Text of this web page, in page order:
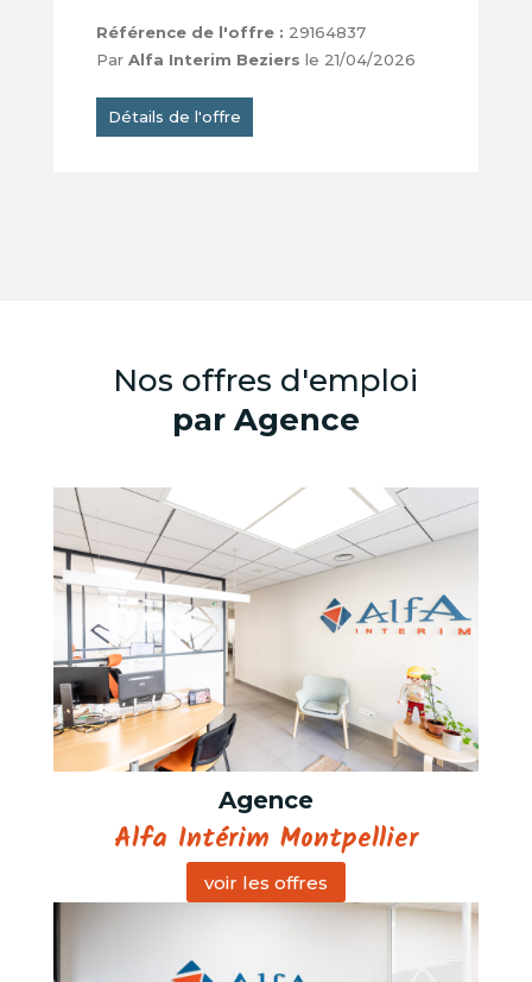
Référence de l'offre : 29164837
Par Alfa Interim Beziers le 21/04/2026
Détails de l'offre
Nos offres d'emploi
par Agence
Agence
Alfa Intérim Montpellier
voir les offres